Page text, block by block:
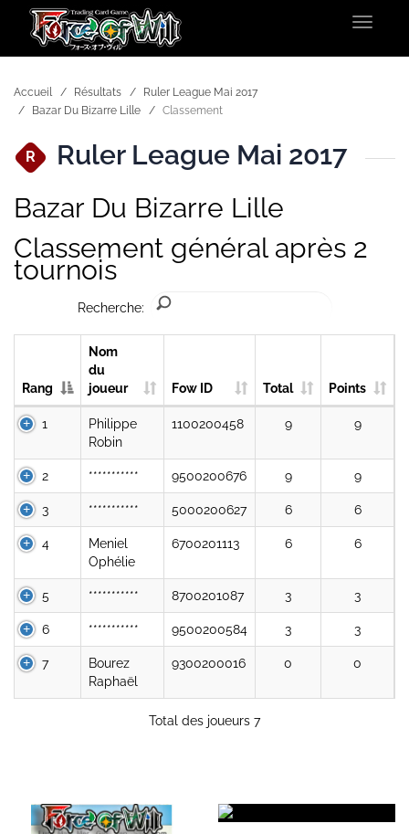
Toggle
Accueil Résultats
Ruler League Mai 2017
Bazar Du Bizarre Lille
Classement
R
Ruler League Mai 2017
Bazar Du Bizarre Lille
Classement général après 2
tournois
Recherche:
Rang
Nom
du
joueur
Fow ID Total Points
1
Philippe
Robin
1100200458 9 9
2 *********** 9500200676 9 9
3 *********** 5000200627 6 6
4
Meniel
Ophélie
6700201113 6 6
5 *********** 8700201087 3 3
6 *********** 9500200584 3 3
7
Bourez
Raphaël
9300200016 0 0
Total des joueurs 7